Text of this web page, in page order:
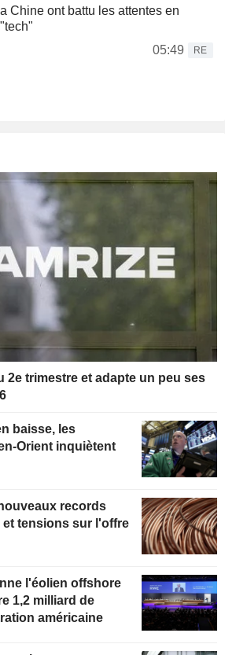
Chine ont battu les attentes en
05:49
RE
2e trimestre et adapte un peu ses
baisse, les
Orient inquiètent
records
tensions sur l'offre
1,2 milliard de
américaine